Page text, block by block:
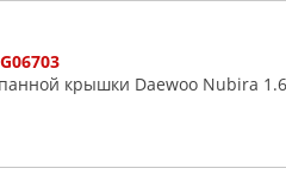
крышки Daewoo Nubira